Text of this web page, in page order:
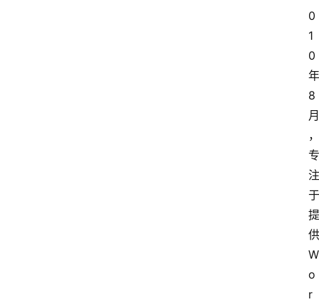
0
1
0
年
8
月
，
专
注
于
提
供
W
o
r